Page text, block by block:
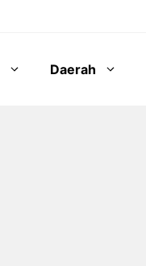
Daerah